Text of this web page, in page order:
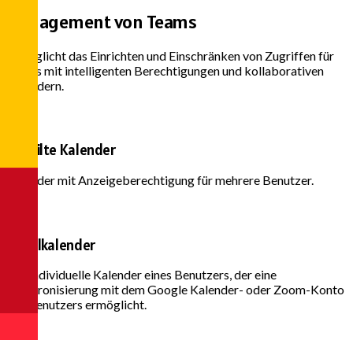
Management von Teams
Ermöglicht das Einrichten und Einschränken von Zugriffen für
Teams mit intelligenten Berechtigungen und kollaborativen
Kalendern.
Geteilte Kalender
Kalender mit Anzeigeberechtigung für mehrere Benutzer.
Einzelkalender
Der individuelle Kalender eines Benutzers, der eine
Synchronisierung mit dem Google Kalender- oder Zoom-Konto
des Benutzers ermöglicht.